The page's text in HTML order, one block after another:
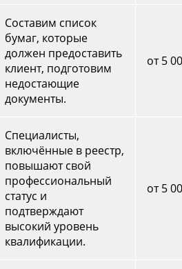
Составим список
бумаг, которые
должен предоставить
клиент, подготовим
недостающие
документы.
от 5
Специалисты,
включённые в реестр,
повышают свой
профессиональный
статус и
подтверждают
высокий уровень
квалификации.
от 5